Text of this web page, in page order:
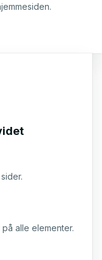
alle elementer.